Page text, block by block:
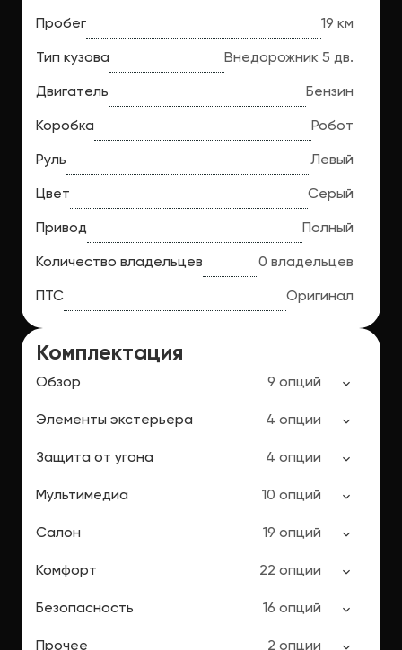
Пробег 19 км
Тип кузова Внедорожник 5 дв.
Двигатель Бензин
Коробка Робот
Руль Левый
Цвет Серый
Привод Полный
Количество владельцев 0 владельцев
ПТС Оригинал
Комплектация
Обзор 9 опций
Элементы экстерьера 4 опции
Защита от угона 4 опции
Мультимедиа 10 опций
Салон 19 опций
Комфорт 22 опции
Безопасность 16 опций
Прочее 2 опции